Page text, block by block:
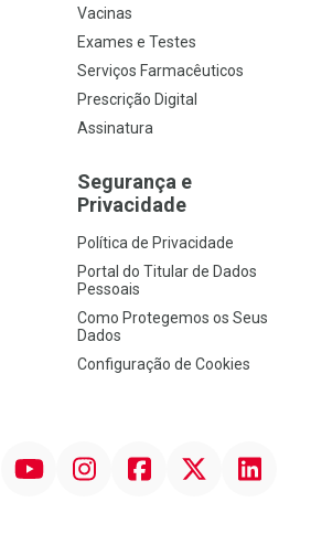
Vacinas
Exames e Testes
Serviços Farmacêuticos
Prescrição Digital
Assinatura
Segurança e
Privacidade
Política de Privacidade
Portal do Titular de Dados
Pessoais
Como Protegemos os Seus
Dados
Configuração de Cookies
InstagramFacebook Linkedin